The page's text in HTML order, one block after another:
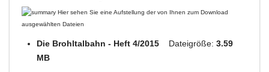
Hier sehen Sie eine Aufstellung der von Ihnen zum Download
ausgewählten Dateien
Die Brohltalbahn - Heft 4/2015 Dateigröße: 3.59
MB